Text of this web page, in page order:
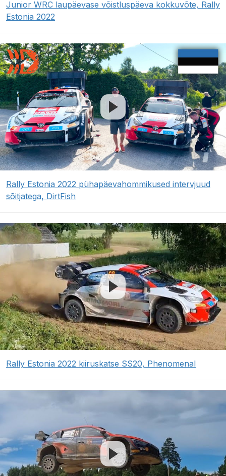
Junior WRC laupäevase võistluspäeva kokkuvõte, Rally
Estonia 2022
Rally Estonia 2022 pühapäevahommikused intervjuud
sõitjatega, DirtFish
Rally Estonia 2022 kiiruskatse SS20, Phenomenal